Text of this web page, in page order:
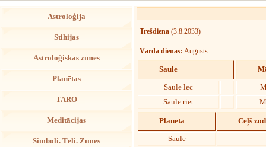
Astroloģija
Stihijas
Astroloģiskās zīmes
Planētas
TARO
Meditācijas
Simboli. Tēli. Zīmes
Trešdiena (3.8.2033)
Vārda dienas: Augusts
Saule
Saule lec
Saule riet
Planēta Ceļš
Saule